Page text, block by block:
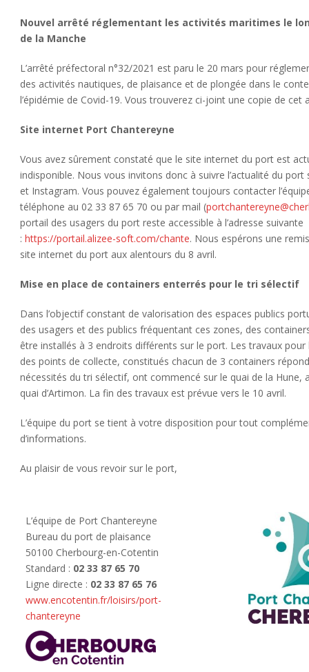
Nouvel arrêté réglementant les activités maritimes le
de la Manche
L’arrêté préfectoral n°32/2021 est paru le 20 mars pour
des activités nautiques, de plaisance et de plongée dans le
l’épidémie de Covid-19. Vous trouverez ci-joint une copie de cet
Site internet Port Chantereyne
Vous avez sûrement constaté que le site internet du port est
indisponible. Nous vous invitons donc à suivre l’actualité du port
et Instagram. Vous pouvez également toujours contacter
téléphone au 02 33 87 65 70 ou par mail (
portail des usagers du port reste accessible à l’adresse suivante
: https://portail.alizee-soft.com/chante. Nous espérons une
site internet du port aux alentours du 8 avril.
Mise en place de containers enterrés pour le tri sélectif
Dans l’objectif constant de valorisation des espaces publics
des usagers et des publics fréquentant ces zones, des
être installés à 3 endroits différents sur le port. Les travaux pour
des points de collecte, constitués chacun de 3 containers
nécessités du tri sélectif, ont commencé sur le quai de la Hune,
quai d’Artimon. La fin des travaux est prévue vers le 10 avril.
L’équipe du port se tient à votre disposition pour tout
d’informations.
Au plaisir de vous revoir sur le port,
L’équipe de Port Chantereyne
Bureau du port de plaisance
50100 Cherbourg-en-Cotentin
Standard : 02 33 87 65 70
Ligne directe : 02 33 87 65 76
www.encotentin.fr/loisirs/port-
chantereyne